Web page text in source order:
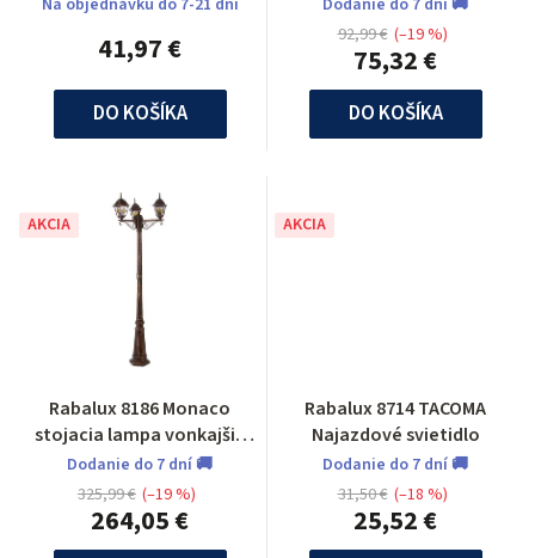
Na objednávku do 7-21 dní
41,97 €
DO KOŠÍKA
Dodanie do 7 dní 🚚
75,32 €
92,99 € (–19 %)
DO KOŠÍKA
AKCIA
Rabalux 8186 Monaco
stojacia lampa vonkajšia
3ramenna
Dodanie do 7 dní 🚚
264,05 €
325,99 € (–19 %)
AKCIA
Rabalux 8714 TACOMA
Najazdové svietidlo
Dodanie do 7 dní 🚚
25,52 €
31,50 € (–18 %)